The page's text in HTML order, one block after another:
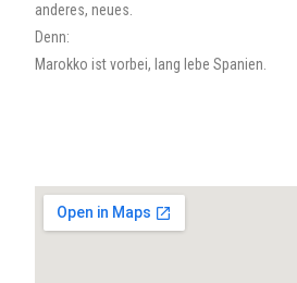
anderes, neues.
Denn:
Marokko ist vorbei, lang lebe Spanien.